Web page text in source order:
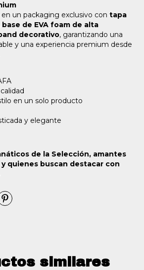
un packaging exclusivo con tapa
de EVA foam de alta
decorativo, garantizando una
y una experiencia premium desde
en un solo producto
y elegante
de la Selección, amantes
quienes buscan destacar con
similares